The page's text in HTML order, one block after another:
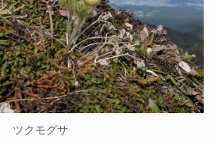
ツクモグサ